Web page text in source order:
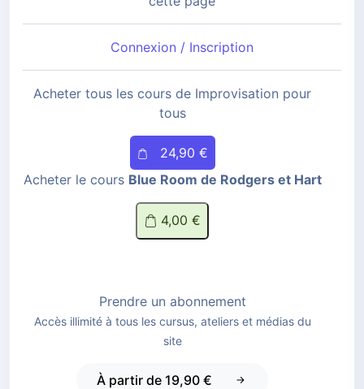
Connexion / Inscription
Acheter tous les cours de Improvisation pour
tous
24,90 €
Acheter le cours Blue Room de Rodgers et Hart
4,00 €
Prendre un abonnement
Accès illimité à tous les cursus, ateliers et médias du
site
À partir de 19,90 €